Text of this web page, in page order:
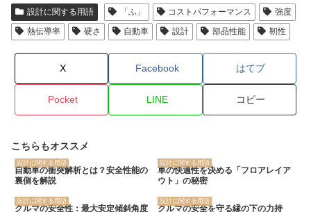
設計に関する用語 「ふ」 コストパフォーマンス
強度
熱伝導率
硬さ 自動車 設計 部品性能 靭性
X Facebook はてブ
Pocket LINE コピー
こちらもオススメ
設計に関する用語
自動車の衝突解析とは？安全性能の
裏側を解説
設計に関する用語
車の快適性を決める「フロアレイア
ウト」の秘密
設計に関する用語
クルマの安全性：最大安定傾斜角度
設計に関する用語
クルマの安全を守る縁の下の力持